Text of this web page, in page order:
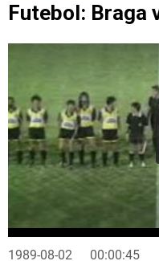
Futebol: Braga
1989-08-02 00:00:45